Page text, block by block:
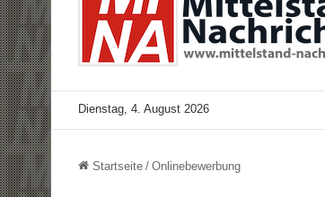
Dienstag, 4. August 2026
Startseite / Onlinebewerbung